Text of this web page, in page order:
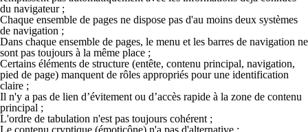
du navigateur ;
Chaque ensemble de pages ne dispose pas d'au moins deux systèmes
de navigation ;
Dans chaque ensemble de pages, le menu et les barres de navigation ne
sont pas toujours à la même place ;
Certains éléments de structure (entête, contenu principal, navigation,
pied de page) manquent de rôles appropriés pour une identification
claire ;
Il n'y a pas de lien d’évitement ou d’accès rapide à la zone de contenu
principal ;
L'ordre de tabulation n'est pas toujours cohérent ;
Le contenu cryptique (émoticône) n'a pas d'alternative ;